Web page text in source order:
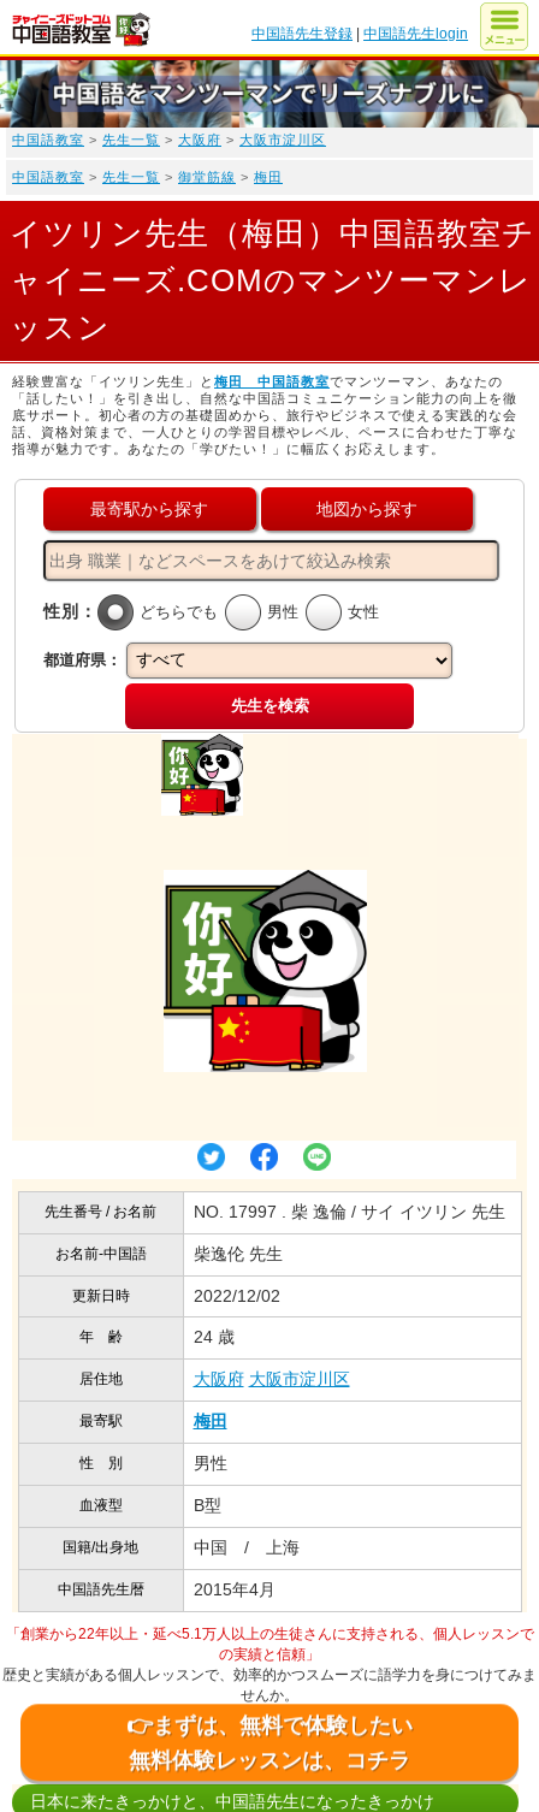
中国語先生登録 |中国語先生login
中国語教室 > 先生一覧 > 大阪府 > 大阪市淀川区
中国語教室 > 先生一覧 > 御堂筋線 > 梅田
イツリン先生（梅田）中国語教室チ
ャイニーズ.COMのマンツーマンレ
ッスン
経験豊富な「イツリン先生」と 梅田 中国語教室でマンツーマン、あなたの
「話したい！」を引き出し、自然な中国語コミュニケーション能力の向上を徹
底サポート。初心者の方の基礎固めから、旅行やビジネスで使える実践的な会
話、資格対策まで、一人ひとりの学習目標やレベル、ペースに合わせた丁寧な
指導が魅力です。あなたの「学びたい！」に幅広くお応えします。
最寄駅から探す 地図から探す
性別： どちらでも 男性 女性
都道府県：
先生を検索
先生番号 / お名前 NO. 17997 . 柴 逸倫 / サイ イツリン 先生
お名前-中国語 柴逸伦 先生
更新日時 2022/12/02
年 齢 24 歳
居住地 大阪府 大阪市淀川区
最寄駅 梅田
性 別 男性
血液型 B型
国籍/出身地 中国 / 上海
中国語先生暦 2015年4月
「創業から22年以上・延べ5.1万人以上の生徒さんに支持される、個人レッスンで
の実績と信頼」
歴史と実績がある個人レッスンで、効率的かつスムーズに語学力を身につけてみま
せんか。
👉まずは、無料で体験したい
無料体験レッスンは、コチラ
日本に来たきっかけと、中国語先生になったきっかけ